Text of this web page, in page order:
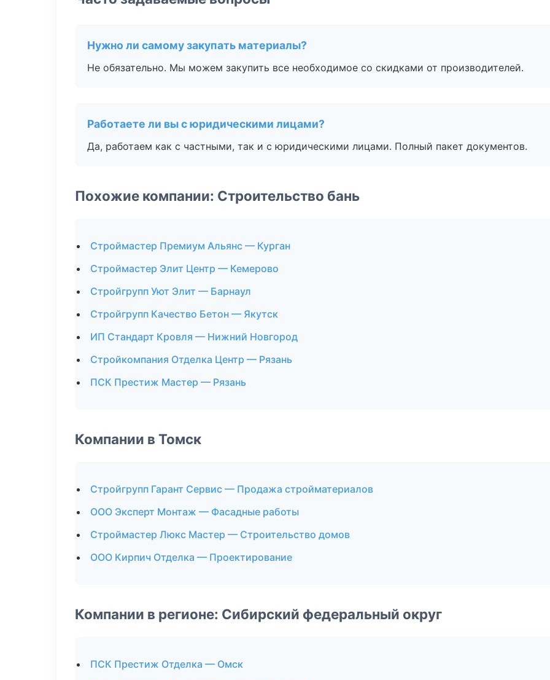
Нужно ли самому закупать материалы?
Не обязательно. Мы можем закупить все необходимое со скидками от производителей.
Работаете ли вы с юридическими лицами?
Да, работаем как с частными, так и с юридическими лицами. Полный пакет документов.
Похожие компании: Строительство бань
Строймастер Премиум Альянс — Курган
Строймастер Элит Центр — Кемерово
Стройгрупп Уют Элит — Барнаул
Стройгрупп Качество Бетон — Якутск
ИП Стандарт Кровля — Нижний Новгород
Стройкомпания Отделка Центр — Рязань
ПСК Престиж Мастер — Рязань
Компании в Томск
Стройгрупп Гарант Сервис — Продажа стройматериалов
ООО Эксперт Монтаж — Фасадные работы
Строймастер Люкс Мастер — Строительство домов
ООО Кирпич Отделка — Проектирование
Компании в регионе: Сибирский федеральный округ
ПСК Престиж Отделка — Омск